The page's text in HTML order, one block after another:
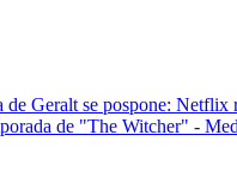
de Geralt se pospone: Netflix
de "The Witcher" -